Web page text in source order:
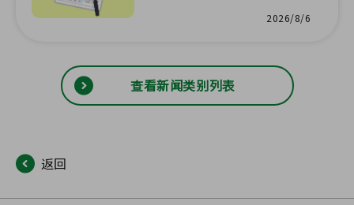
2026/8/6
查看新闻类别列表
返回